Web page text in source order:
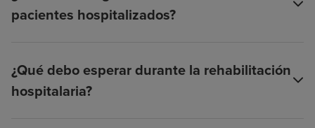
pacientes hospitalizados?
¿Qué debo esperar durante la rehabilitación
hospitalaria?